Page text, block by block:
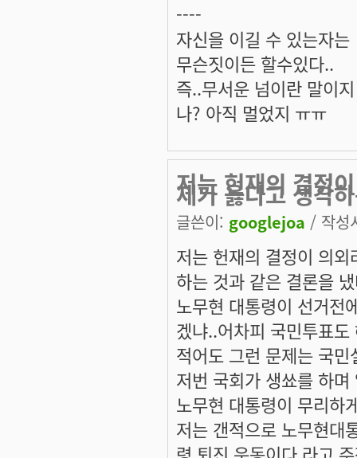
----
자신을 이길 수 있는자는
무슨짓이든 할수있다..
즉..무서운 넘이란 말이
나? 아직 멀었지 ㅠㅠ
저는 헌재의 결정
제가 옳다고 생각
글쓴이: googlejoa / 작성
저는 헌재의 결정이 의
하는 것과 같은 결론을
노무현 대통령이 선거전
겠냐..어차피 국민투표
적어도 그런 문제는 국
저번 국회가 생쑈를 하
노무현 대통령이 무리하
저는 갠적으로 노무현대